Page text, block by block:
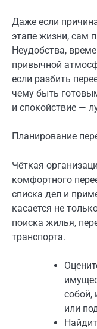
Даже если
этапе жизни, сам
Неудобства,
привычной
если разбить
чему быть
и спокойствие —
Планирование
Чёткая
комфортного
списка дел и
касается не
поиска жилья,
транспорта.
собой,
или